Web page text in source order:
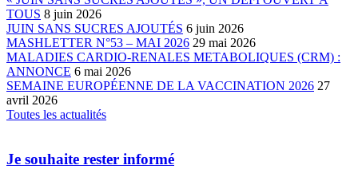
TOUS 8 juin 2026
JUIN SANS SUCRES AJOUTÉS 6 juin 2026
MASHLETTER N°53 – MAI 2026 29 mai 2026
MALADIES CARDIO-RENALES METABOLIQUES (CRM) :
ANNONCE 6 mai 2026
SEMAINE EUROPÉENNE DE LA VACCINATION 2026 27
avril 2026
Toutes les actualités
Je souhaite rester informé